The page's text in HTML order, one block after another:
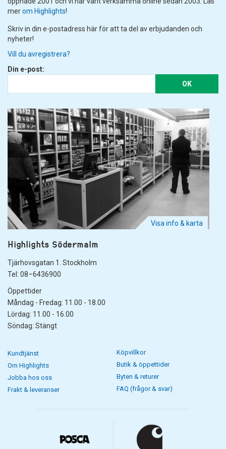
merom Highlights!
Skriv in din e-postadress här för att ta del av erbjudanden och
nyheter!
Vill du avregistrera?
Din e-post:
OK
Visa info & karta
Highlights Södermalm
Tjärhovsgatan 1. Stockholm
Tel: 08–6436900
Öppettider
Måndag - Fredag: 11.00 - 18.00
Lördag: 11.00 - 16.00
Söndag: Stängt
Kundtjänst
Om Highlights
Jobba hos oss
Frakt & leveranser
Köpvillkor
Butik & öppettider
Byten & returer
FAQ (frågor & svar)